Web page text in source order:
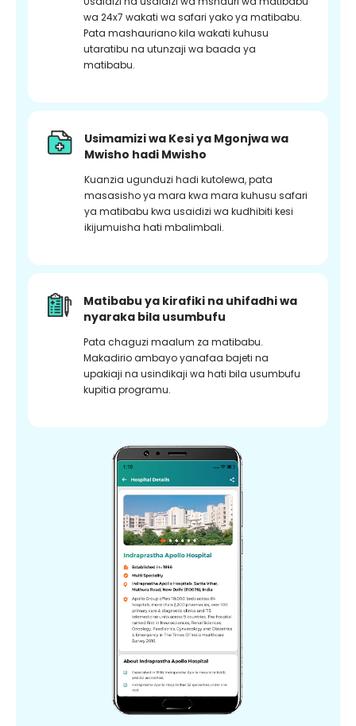
wa 24x7 wakati wa safari yako ya matibabu.
Pata mashauriano kila wakati kuhusu
utaratibu na utunzaji wa baada ya
matibabu.
Usimamizi wa Kesi ya Mgonjwa wa
Mwisho hadi Mwisho
Kuanzia ugunduzi hadi kutolewa, pata
masasisho ya mara kwa mara kuhusu safari
ya matibabu kwa usaidizi wa kudhibiti kesi
ikijumuisha hati mbalimbali.
Matibabu ya kirafiki na uhifadhi wa
nyaraka bila usumbufu
Pata chaguzi maalum za matibabu.
Makadirio ambayo yanafaa bajeti na
upakiaji na usindikaji wa hati bila usumbufu
kupitia programu.